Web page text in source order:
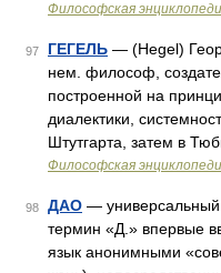
Философская
97 ГЕГЕЛЬ — (Hegel)
нем. философ,
построенной на
диалектики,
Штутгарта, затем в
Философская
98 ДАО — универсальный
термин «Д.» впервые
язык анонимными